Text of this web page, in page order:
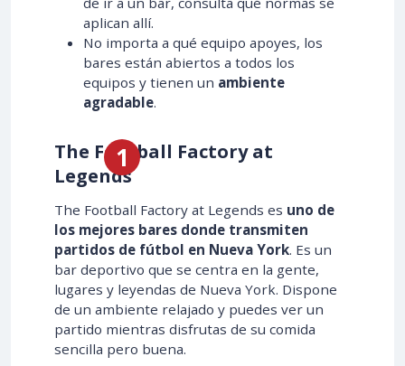
aplican allí.
No importa a qué equipo apoyes, los
bares están abiertos a todos los
equipos y tienen un ambiente
agradable.
The Football Factory at
Legends
The Football Factory at Legends es uno de
los mejores bares donde transmiten
partidos de fútbol en Nueva York. Es un
bar deportivo que se centra en la gente,
lugares y leyendas de Nueva York. Dispone
de un ambiente relajado y puedes ver un
partido mientras disfrutas de su comida
sencilla pero buena.